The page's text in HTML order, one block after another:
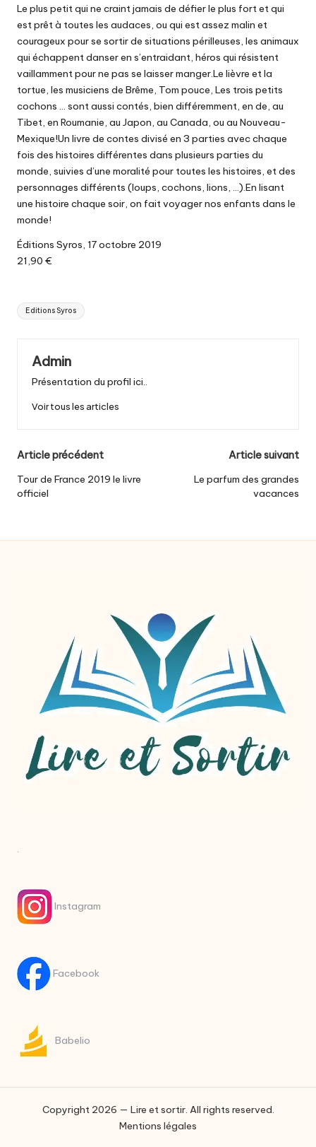
Le plus petit qui ne craint jamais de défier le plus fort et qui
est prêt à toutes les audaces, ou qui est assez malin et
courageux pour se sortir de situations périlleuses, les animaux
qui échappent danser en s’entraidant, héros qui résistent
vaillamment pour ne pas se laisser manger.Le lièvre et la
tortue, les musiciens de Brême, Tom pouce, Les trois petits
cochons … sont aussi contés, bien différemment, en de, au
Tibet, en Roumanie, au Japon, au Canada, ou au Nouveau-
Mexique!Un livre de contes divisé en 3 parties avec chaque
fois des histoires différentes dans plusieurs parties du
monde, suivies d’une moralité pour toutes les histoires, et des
personnages différents (loups, cochons, lions, …).En lisant
une histoire chaque soir, on fait voyager nos enfants dans le
monde!
Éditions Syros, 17 octobre 2019
21,90 €
Tags:
Editions Syros
Admin
Présentation du profil ici..
Voir tous les articles
Post
navigation
Article précédent
Tour de France 2019 le livre
officiel
Article suivant
Le parfum des grandes
vacances
.
Instagram
Facebook
Babelio
Copyright 2026 — Lire et sortir. All rights reserved.
Mentions légales